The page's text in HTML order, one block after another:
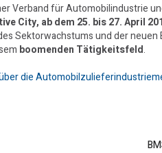
Verband für Automobilindustrie
City, ab dem 25. bis 27. April
Sektorwachstums und der
boomenden Tätigkeitsfeld.
die